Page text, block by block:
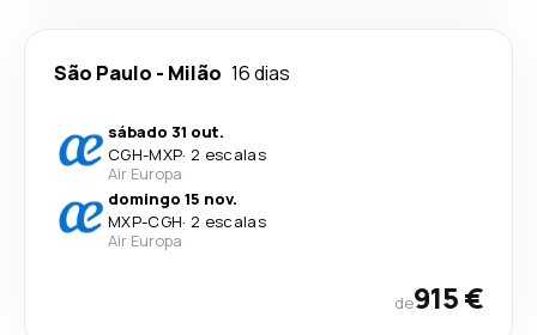
São Paulo - Milão 16 dias
sábado 31 out.
CGH-MXP· 2 escalas
Air Europa
domingo 15 nov.
MXP-CGH· 2 escalas
Air Europa
de915 €